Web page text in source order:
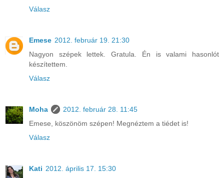
Válasz
Emese 2012. február 19. 21:30
Nagyon szépek lettek. Gratula. Én is valami hasonlót
készítettem.
Válasz
Moha
2012. február 28. 11:45
Emese, köszönöm szépen! Megnéztem a tiédet is!
Válasz
Kati 2012. április 17. 15:30